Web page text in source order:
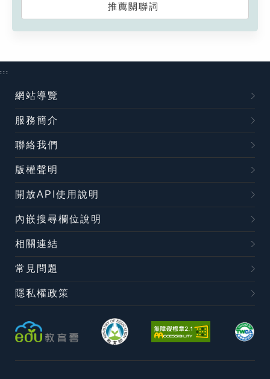
推薦關聯詞
:::
網站導覽
服務簡介
聯絡我們
版權聲明
開放API使用說明
內嵌搜尋欄位說明
相關連結
常見問題
隱私權政策